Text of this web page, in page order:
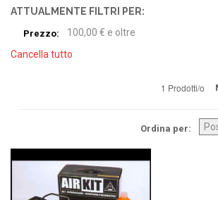
ATTUALMENTE FILTRI PER:
Prezzo:
100,00 € e oltre
Cancella tutto
1 Prodotti/o
Ordina per